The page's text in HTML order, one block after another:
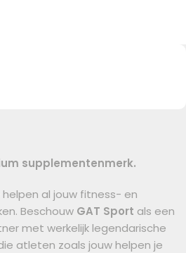
supplementenmerk.
al jouw fitness- en
Beschouw GAT Sport als een
met werkelijk legendarische
atleten zoals jouw helpen je